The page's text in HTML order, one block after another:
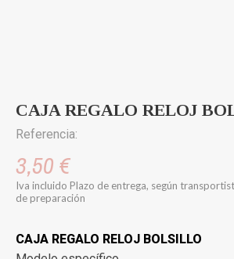
CAJA REGALO RELOJ
Referencia:
3,50 €
Iva incluido Plazo de entrega, según
de preparación
CAJA REGALO RELOJ BOLSILLO